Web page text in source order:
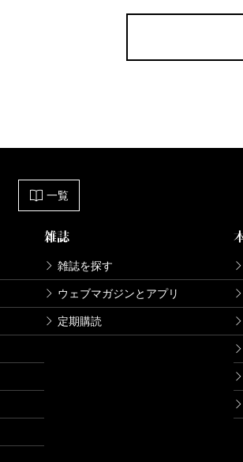
一覧
雑誌
雑誌を探す
ウェブマガジンとアプリ
定期購読